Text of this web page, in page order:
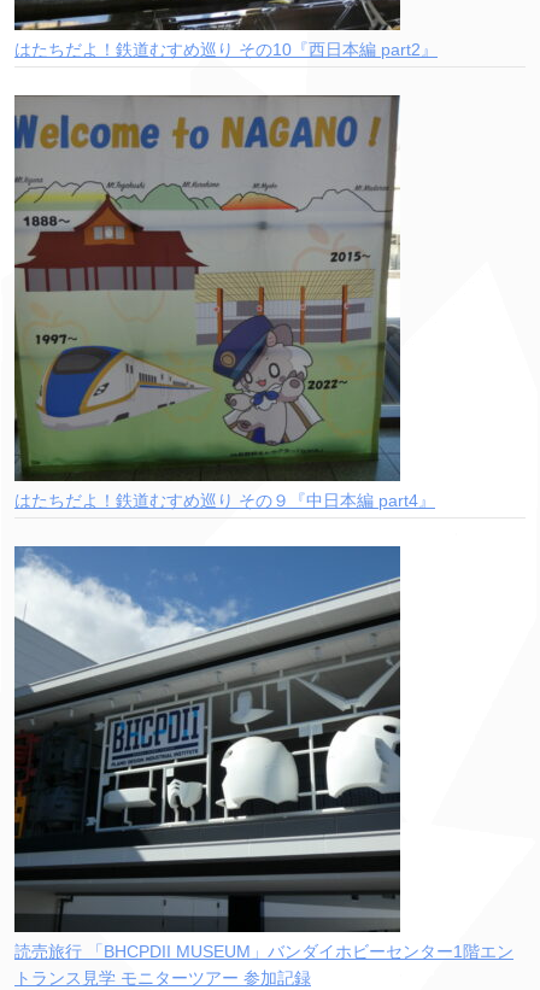
はたちだよ！鉄道むすめ巡り その10『西日本編 part2』
はたちだよ！鉄道むすめ巡り その９『中日本編 part4』
読売旅行 「BHCPDII MUSEUM」バンダイホビーセンター1階エン
トランス見学 モニターツアー 参加記録